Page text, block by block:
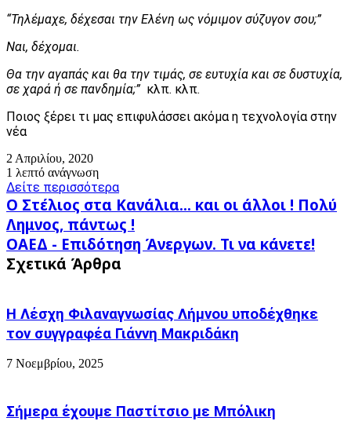
“Τηλέμαχε, δέχεσαι την Ελένη ως νόμιμον σύζυγον σου;”
Ναι, δέχομαι.
Θα την αγαπάς και θα την τιμάς, σε ευτυχία και σε δυστυχία,
σε χαρά ή σε πανδημία;” κλπ. κλπ.
Ποιος ξέρει τι μας επιφυλάσσει ακόμα η τεχνολογία στην
νέα
2 Απριλίου, 2020
1 λεπτό ανάγνωση
Δείτε περισσότερα
Ο
Στέλιος
στα
Κανάλια...
και
!
Πολύ
Λημνος,
!
Ο Στέλιος στα Κανάλια... και οι άλλοι ! Πολύ
Λημνος, πάντως !
ΟΑΕΔ
-
Επιδότηση
να
κάνετε!
ΟΑΕΔ - Επιδότηση Άνεργων. Τι να κάνετε!
Σχετικά Άρθρα
Η Λέσχη Φιλαναγνωσίας Λήμνου υποδέχθηκε
τον συγγραφέα Γιάννη Μακριδάκη
7 Νοεμβρίου, 2025
Σήμερα έχουμε Παστίτσιο με Μπόλικη